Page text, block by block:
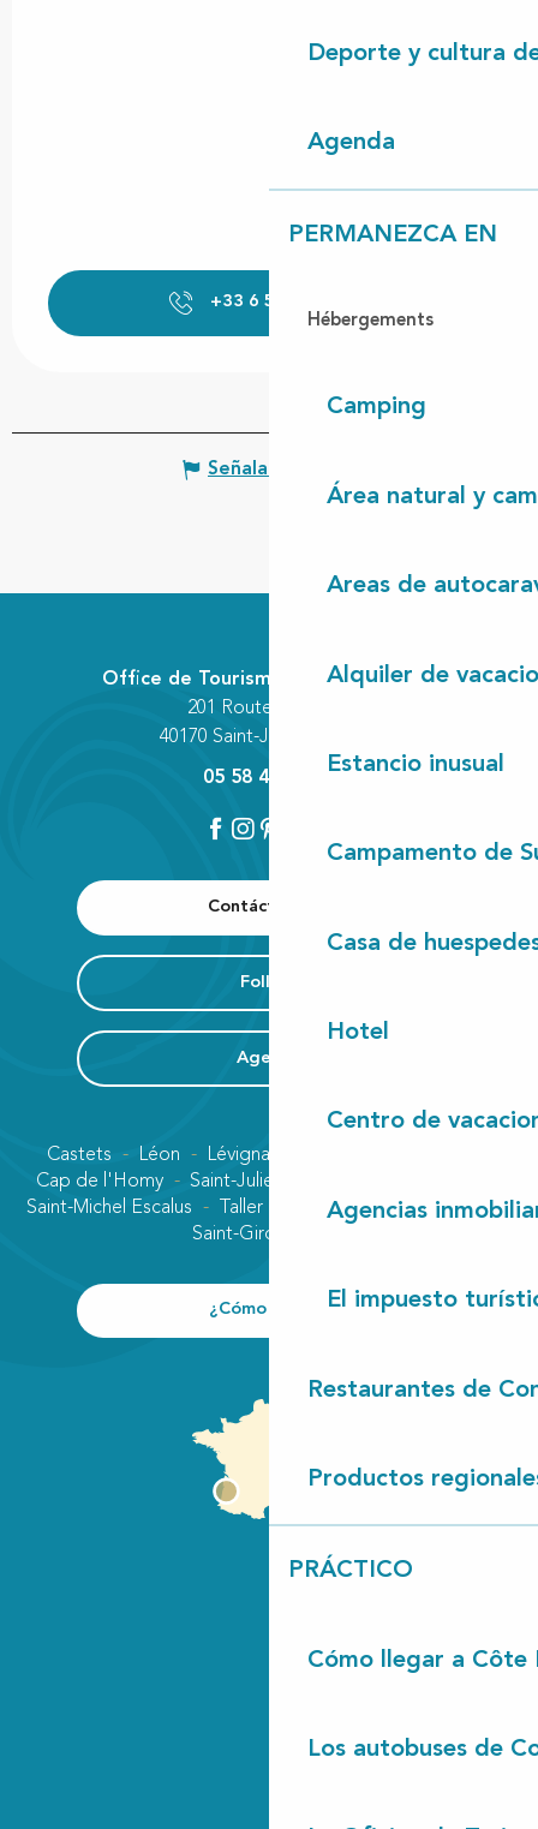
Deporte y cultura
Agenda
PERMANEZCA EN
Hébergements
Camping
Área natural y
Areas de
Alquiler de
Estancio inusual
Campamento de
Casa de
Hotel
Centro de
Agencias
El impuesto
Restaurantes de
Productos
PRÁCTICO
Cómo llegar a Côte
Los autobuses de
+33 6 59 19 52
Señalar un error
Contáctenos
Folleto
Agenda
Office de Tourisme Communautaire
201 Route des Lacs
40170 Saint-Julien-en-Born
05 58 42 89 80
Castets Léon Lévignacq
Cap de l'Homy
Saint-Julien-en-Born
Saint-Michel Escalus
Taller
Vielle-Saint-Girons
Saint-Girons plage
¿Cómo llegar?